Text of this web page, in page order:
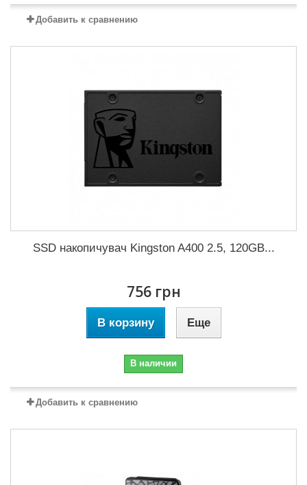
Добавить к сравнению
SSD накопичувач Kingston A400 2.5, 120GB...
756 грн
В корзину Еще
В наличии
Добавить к сравнению